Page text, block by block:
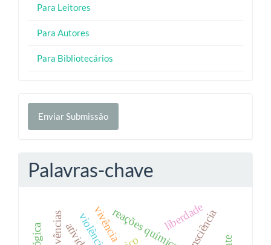
Para Leitores
Para Autores
Para Bibliotecários
Enviar
Submissão
Enviar Submissão
Palavras-chave
reações químicasconsciência
liberdade
vivências vivência
violência